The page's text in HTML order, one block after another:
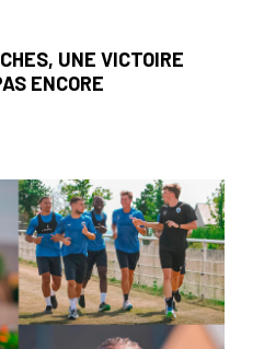
UNE VICTOIRE
ENCORE